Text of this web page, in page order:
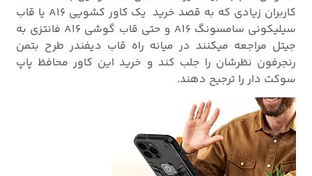
کاربران زیادی که به قصد خرید یک کاور کشویی A16 یا قاب
سیلیکونی سامسونگ A16 و حتی قاب گوشی A16 فانتزی به
جیتل مراجعه میکنند در میانه راه قاب دیفندر طرح بتمن
رنجرفون نظرشان را جلب کند و خرید این کاور محافظ پاپ
سوکت دار را ترجیح دهند.